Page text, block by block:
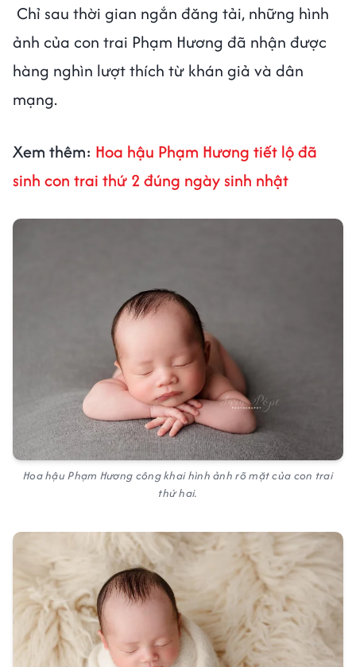
Chỉ sau thời gian ngắn đăng tải, những hình
ảnh của con trai Phạm Hương đã nhận được
hàng nghìn lượt thích từ khán giả và dân
mạng.
Xem thêm: Hoa hậu Phạm Hương tiết lộ đã
sinh con trai thứ 2 đúng ngày sinh nhật
Hoa hậu Phạm Hương công khai hình ảnh rõ mặt của con trai
thứ hai.